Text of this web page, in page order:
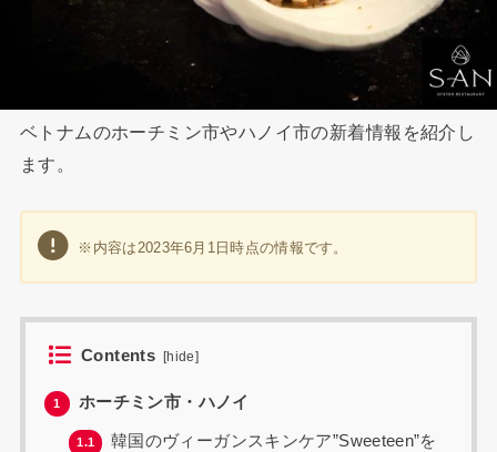
ベトナムのホーチミン市やハノイ市の新着情報を紹介し
ます。
※内容は2023年6月1日時点の情報です。
Contents [hide]
1 ホーチミン市・ハノイ
1.1
韓国のヴィーガンスキンケア”Sweeteen”を